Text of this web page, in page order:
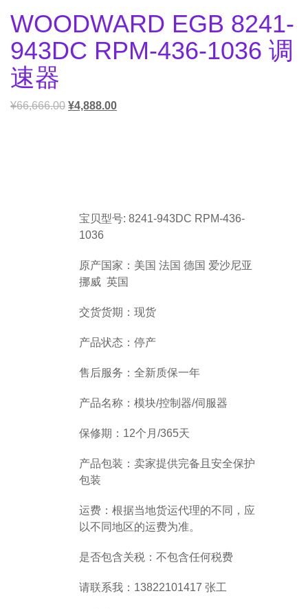
WOODWARD EGB 8241-
943DC RPM-436-1036 调
速器
¥66,666.00 ¥4,888.00
宝贝型号: 8241-943DC RPM-436-
1036
原产国家：美国 法国 德国 爱沙尼亚
挪威 英国
交货货期：现货
产品状态：停产
售后服务：全新质保一年
产品名称：模块/控制器/伺服器
保修期：12个月/365天
产品包装：卖家提供完备且安全保护
包装
运费：根据当地货运代理的不同，应
以不同地区的运费为准。
是否包含关税：不包含任何税费
请联系我：13822101417 张工